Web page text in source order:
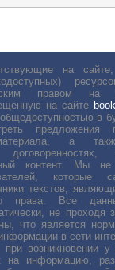
на
правом на
на сайте
в
предложения
а
контент. Мы не
которые
текстов,
права. Все
не проходя
что является
в сети
возникновении у
на информацию,